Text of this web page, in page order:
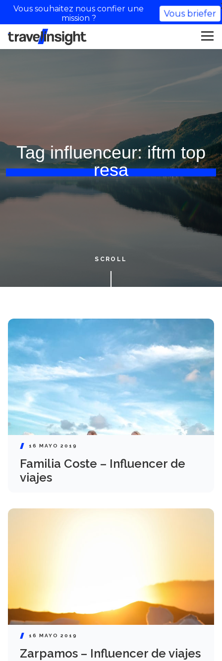
Tag influenceur:iftm top
resa
SCROLL
16 MAYO 2019
Familia Coste – Influencer de
viajes
16 MAYO 2019
Zarpamos – Influencer de viajes
Vous souhaitez nous confier une
mission ?
Vous briefer